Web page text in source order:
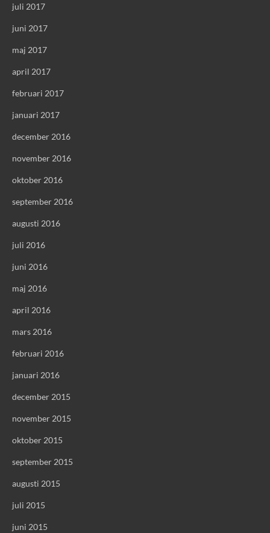
juli 2017
juni 2017
maj 2017
april 2017
februari 2017
januari 2017
december 2016
november 2016
oktober 2016
september 2016
augusti 2016
juli 2016
juni 2016
maj 2016
april 2016
mars 2016
februari 2016
januari 2016
december 2015
november 2015
oktober 2015
september 2015
augusti 2015
juli 2015
juni 2015